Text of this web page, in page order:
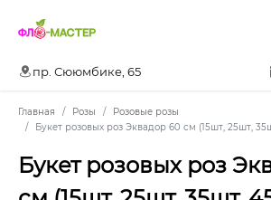
пр. Сююмбике, 65
Главная Розы
Розовые розы
Букет розовых роз Эквадор 60 см (15шт, 25шт,
Букет розовых роз